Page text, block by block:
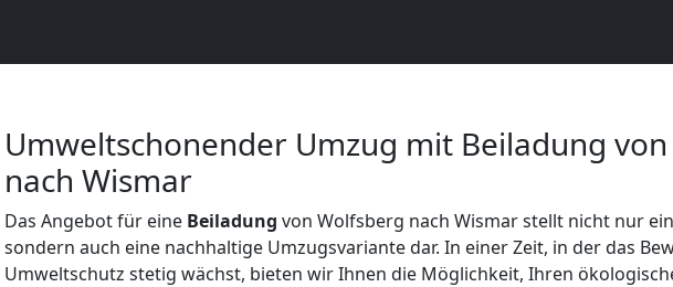
Umweltschonender Umzug mit Beiladung
nach Wismar
Das Angebot für eine Beiladung von Wolfsberg nach Wismar stellt nicht nur
sondern auch eine nachhaltige Umzugsvariante dar. In einer Zeit, in der das
Umweltschutz stetig wächst, bieten wir Ihnen die Möglichkeit, Ihren